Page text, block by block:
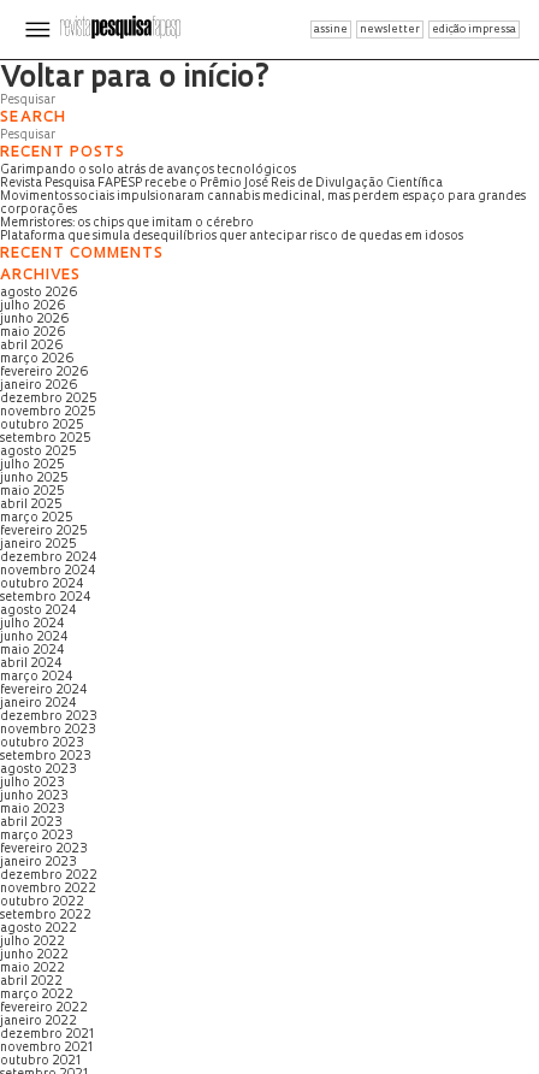
assine newsletter edição impressa
Página não encontrada
Voltar para o início?
SEARCH
RECENT POSTS
Garimpando o solo atrás de avanços tecnológicos
Revista Pesquisa FAPESP recebe o Prêmio José Reis de Divulgação Científica
Movimentos sociais impulsionaram cannabis medicinal, mas perdem espaço para grandes
corporações
Memristores: os chips que imitam o cérebro
Plataforma que simula desequilíbrios quer antecipar risco de quedas em idosos
RECENT COMMENTS
ARCHIVES
agosto 2026
julho 2026
junho 2026
maio 2026
abril 2026
março 2026
fevereiro 2026
janeiro 2026
dezembro 2025
novembro 2025
outubro 2025
setembro 2025
agosto 2025
julho 2025
junho 2025
maio 2025
abril 2025
março 2025
fevereiro 2025
janeiro 2025
dezembro 2024
novembro 2024
outubro 2024
setembro 2024
agosto 2024
julho 2024
junho 2024
maio 2024
abril 2024
março 2024
fevereiro 2024
janeiro 2024
dezembro 2023
novembro 2023
outubro 2023
setembro 2023
agosto 2023
julho 2023
junho 2023
maio 2023
abril 2023
março 2023
fevereiro 2023
janeiro 2023
dezembro 2022
novembro 2022
outubro 2022
setembro 2022
agosto 2022
julho 2022
junho 2022
maio 2022
abril 2022
março 2022
fevereiro 2022
janeiro 2022
dezembro 2021
novembro 2021
outubro 2021